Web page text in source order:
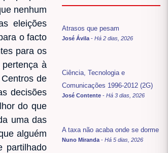
nenhum
eleições
o facto
para os
à
de
decisões
do que
uma das
alguém
partilhado
Atrasos que pesam
José Ávila - Há 2 dias, 2026
Ciência, Tecnologia e
Comunicações 1996-2012 (2G)
José Contente - Há 3 dias, 2026
A taxa não acaba onde se dorme
Nuno Miranda - Há 5 dias, 2026